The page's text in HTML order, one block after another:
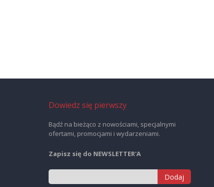
Dowiedz się pierwszy
Bądź na bieżąco z nowościami, specjalnymi
ofertami, promocjami i wydarzeniami.
Zapisz się do NEWSLETTER'A
Dodaj